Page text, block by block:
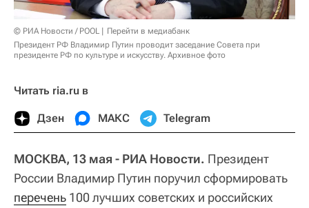
© РИА Новости / POOL
Перейти в медиабанк
Президент РФ Владимир Путин проводит заседание Совета при
президенте РФ по культуре и искусству. Архивное фото
Читать ria.ru в
Дзен МАКС Telegram
МОСКВА, 13 мая - РИА Новости. Президент
России Владимир Путин поручил сформировать
перечень 100 лучших советских и российских